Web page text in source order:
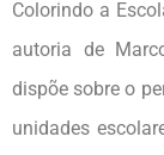
Colorindo a
autoria de
dispõe sobre o
unidades